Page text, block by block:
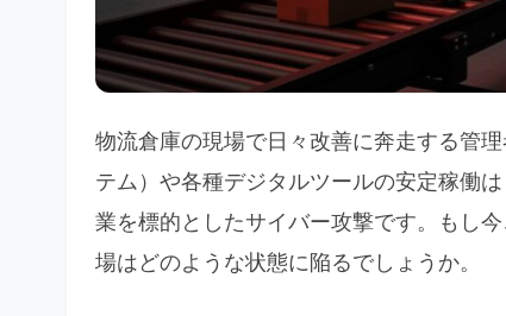
物流倉庫の現場で日々改善に奔走する管
テム）や各種デジタルツールの安定稼働
業を標的としたサイバー攻撃です。もし
場はどのような状態に陥るでしょうか。